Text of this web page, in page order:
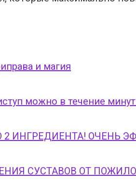
и магия
можно в течение
2 ИНГРЕДИЕНТА!
СУСТАВОВ ОТ